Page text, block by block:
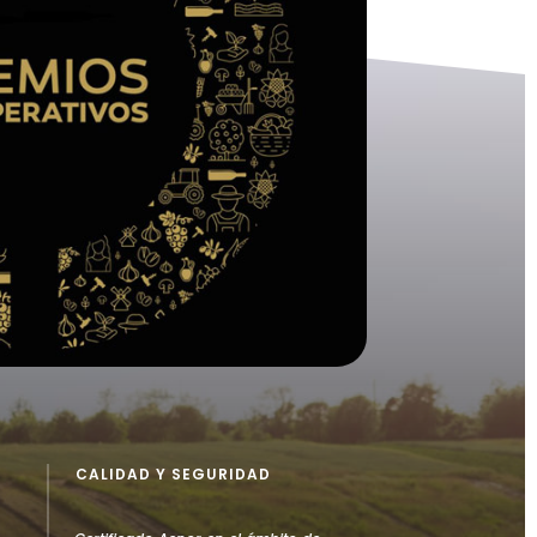
CALIDAD Y SEGURIDAD